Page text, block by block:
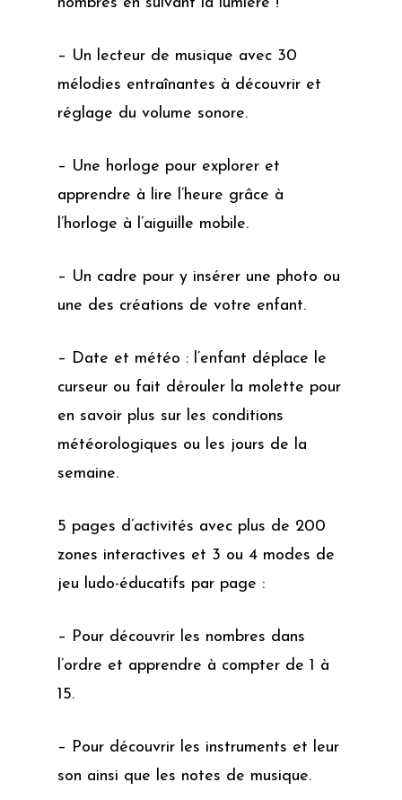
– Un lecteur de musique avec 30
mélodies entraînantes à découvrir et
réglage du volume sonore.
– Une horloge pour explorer et
apprendre à lire l’heure grâce à
l’horloge à l’aiguille mobile.
– Un cadre pour y insérer une photo ou
une des créations de votre enfant.
– Date et météo : l’enfant déplace le
curseur ou fait dérouler la molette pour
en savoir plus sur les conditions
météorologiques ou les jours de la
semaine.
5 pages d’activités avec plus de 200
zones interactives et 3 ou 4 modes de
jeu ludo-éducatifs par page :
– Pour découvrir les nombres dans
l’ordre et apprendre à compter de 1 à
15.
– Pour découvrir les instruments et leur
son ainsi que les notes de musique.